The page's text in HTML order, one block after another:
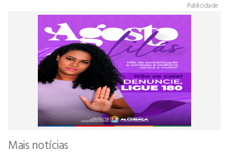
Publicidade
Mais notícias